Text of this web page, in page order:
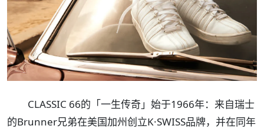
CLASSIC 66的「一生传奇」始于1966年：来自瑞士
的Brunner兄弟在美国加州创立K·SWISS品牌，并在同年